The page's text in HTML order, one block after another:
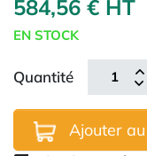
584,56 € HT
EN STOCK
Quantité
Ajouter